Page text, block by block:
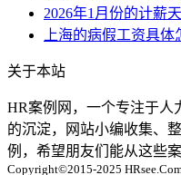
2026年1月份的计薪
上海的病假工资具体
关于本站
HR案例网，一个专注于人
的沉淀，网站小编收集、
例，希望朋友们能从这些
Copyright©2015-2025